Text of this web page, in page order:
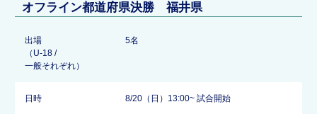
オフライン都道府県決勝 福井県
出場
（U-18 /
一般それぞれ）
5名
日時 8/20（日）13:00~ 試合開始